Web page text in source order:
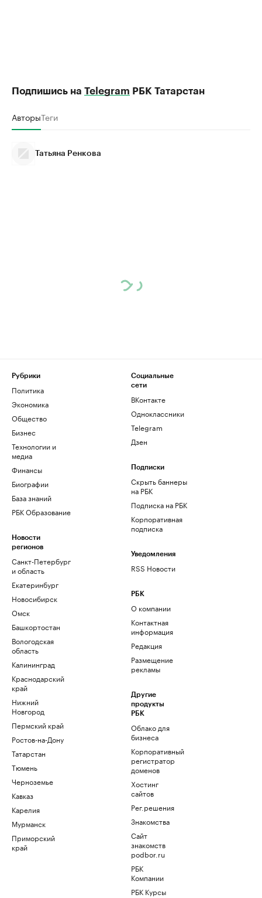
Подпишись на Telegram РБК Татарстан
АвторыТеги
Татьяна Ренкова
Рубрики
Политика
Экономика
Общество
Бизнес
Технологии и
медиа
Финансы
Биографии
База знаний
РБК Образование
Новости
регионов
Санкт-Петербург
и область
Екатеринбург
Новосибирск
Омск
Башкортостан
Вологодская
область
Калининград
Краснодарский
край
Нижний
Новгород
Пермский край
Ростов-на-Дону
Татарстан
Тюмень
Черноземье
Кавказ
Карелия
Мурманск
Приморский
край
Социальные
сети
ВКонтакте
Одноклассники
Telegram
Дзен
Подписки
Скрыть баннеры
на РБК
Подписка на РБК
Корпоративная
подписка
Уведомления
RSS Новости
РБК
О компании
Контактная
информация
Редакция
Размещение
рекламы
Другие
продукты
РБК
Облако для
бизнеса
Корпоративный
регистратор
доменов
Хостинг
сайтов
Рег.решения
Знакомства
Сайт
знакомств
podbor.ru
РБК
Компании
РБК Курсы